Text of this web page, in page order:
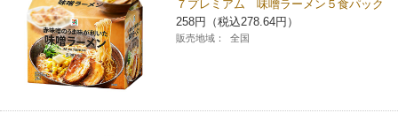
チケット
各種料金のお支払い
CNプレイガイド
沿革
国内店舗数
GREEN CHALLENGE 2050
4VISIONS
Language
English (Corporate)
English (Services)
７プレミアム 味噌ラーメン５食パック
258円（税込278.64円）
販売地域： 全国